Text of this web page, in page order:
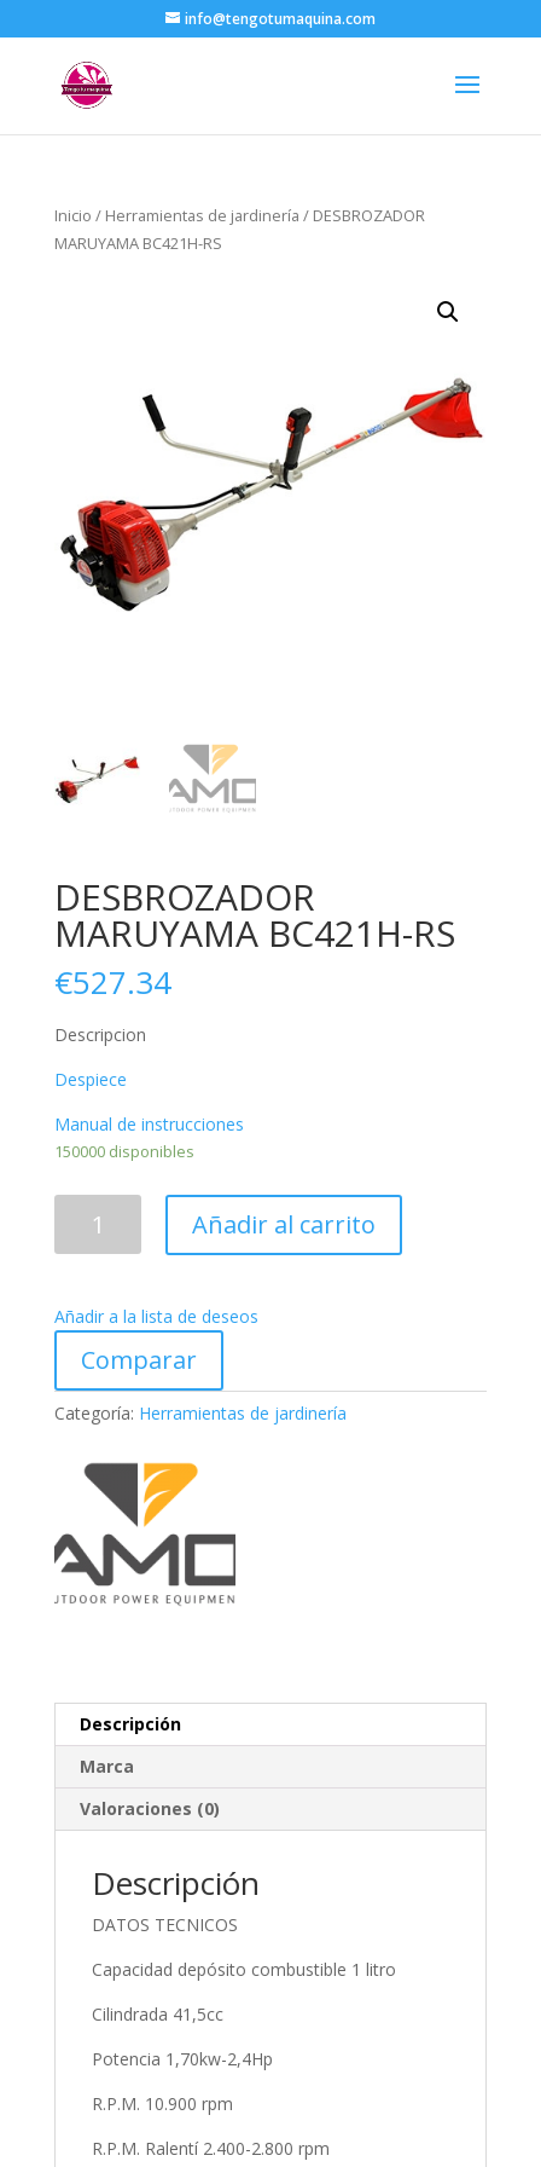
info@tengotumaquina.com
Inicio / Herramientas de jardinería / DESBROZADOR
MARUYAMA BC421H-RS
DESBROZADOR
MARUYAMA BC421H-RS
€527.34
Descripcion
Despiece
Manual de instrucciones
150000 disponibles
MARUYAMA
cantidad
Añadir al carrito
Añadir a la lista de deseos
Comparar
Categoría: Herramientas de jardinería
Descripción
Marca
Valoraciones (0)
Descripción
DATOS TECNICOS
Capacidad depósito combustible 1 litro
Cilindrada 41,5cc
Potencia 1,70kw-2,4Hp
R.P.M. 10.900 rpm
R.P.M. Ralentí 2.400-2.800 rpm